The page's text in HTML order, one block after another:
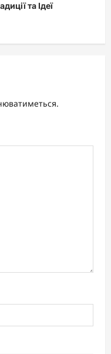
та Ідеї